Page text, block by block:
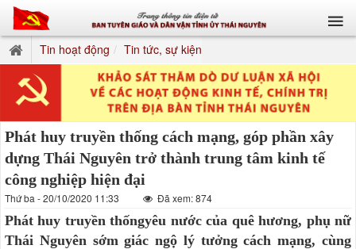
Tin hoạt động Tin tức, sự kiện
Phát huy truyền thống cách mạng, góp phần xây
dựng Thái Nguyên trở thành trung tâm kinh tế
công nghiệp hiện đại
Thứ ba - 20/10/2020 11:33 Đã xem: 874
Phát huy truyền thốngyêu nước của quê hương, phụ nữ
Thái Nguyên sớm giác ngộ lý tưởng cách mạng, cùng